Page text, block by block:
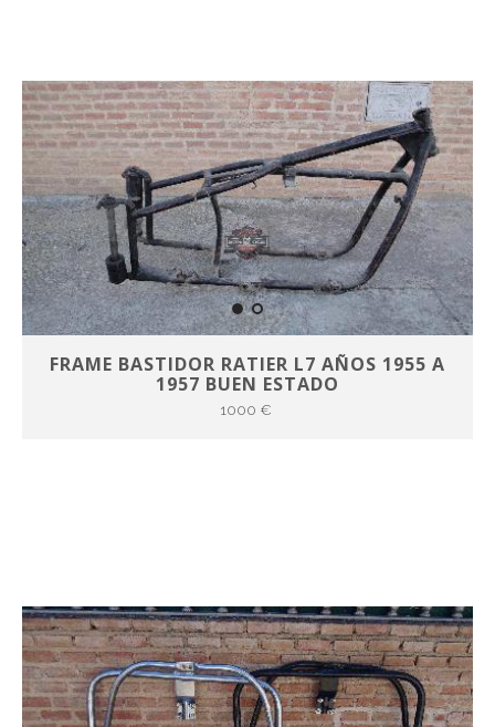
FRAME BASTIDOR RATIER L7 AÑOS 1955 A
1957 BUEN ESTADO
1000 €